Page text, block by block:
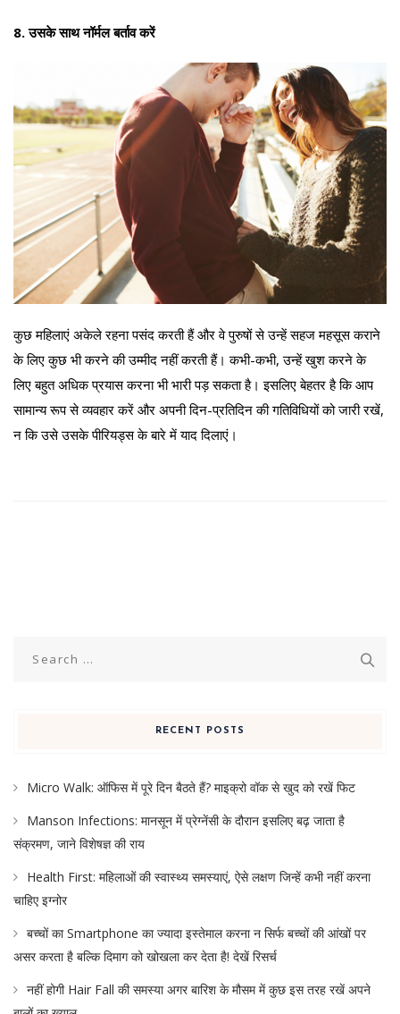
8. उसके साथ नॉर्मल बर्ताव करें
कुछ महिलाएं अकेले रहना पसंद करती हैं और वे पुरुषों से उन्हें सहज महसूस कराने
के लिए कुछ भी करने की उम्मीद नहीं करती हैं। कभी-कभी, उन्हें खुश करने के
लिए बहुत अधिक प्रयास करना भी भारी पड़ सकता है। इसलिए बेहतर है कि आप
सामान्य रूप से व्यवहार करें और अपनी दिन-प्रतिदिन की गतिविधियों को जारी रखें,
न कि उसे उसके पीरियड्स के बारे में याद दिलाएं।
RECENT POSTS
Micro Walk: ऑफिस में पूरे दिन बैठते हैं? माइक्रो वॉक से खुद को रखें फिट
Manson Infections: मानसून में प्रेग्नेंसी के दौरान इसलिए बढ़ जाता है
संक्रमण, जाने विशेषज्ञ की राय
Health First: महिलाओं की स्वास्थ्य समस्याएं, ऐसे लक्षण जिन्हें कभी नहीं करना
चाहिए इग्नोर
बच्चों का Smartphone का ज्यादा इस्तेमाल करना न सिर्फ बच्चों की आंखों पर
असर करता है बल्कि दिमाग को खोखला कर देता है! देखें रिसर्च
नहीं होगी Hair Fall की समस्या अगर बारिश के मौसम में कुछ इस तरह रखें अपने